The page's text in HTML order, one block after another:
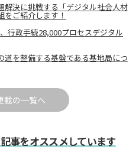
解決に挑戦する「デジタル社会人材
をご紹介します！
行政手続28,000プロセスデジタル
道を整備する基盤である基地局につ
載の一覧へ
事をオススメしています